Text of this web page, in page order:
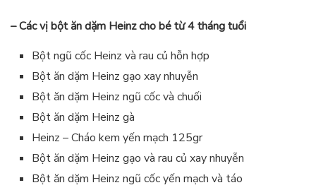
– Các vị bột ăn dặm Heinz cho bé từ 4 tháng tuổi
Bột ngũ cốc Heinz và rau củ hỗn hợp
Bột ăn dặm Heinz gạo xay nhuyễn
Bột ăn dặm Heinz ngũ cốc và chuối
Bột ăn dặm Heinz gà
Heinz – Cháo kem yến mạch 125gr
Bột ăn dặm Heinz gạo và rau củ xay nhuyễn
Bột ăn dặm Heinz ngũ cốc yến mạch và táo